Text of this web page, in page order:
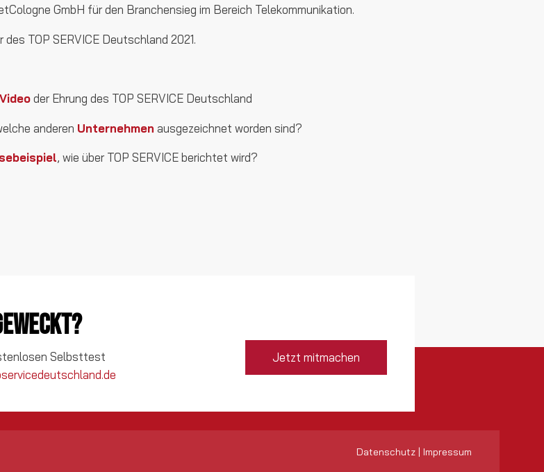
GmbH für den Branchensieg im Bereich Telekommunikation.
TOP SERVICE Deutschland 2021.
Videoder Ehrung des TOP SERVICE Deutschland
anderen Unternehmen ausgezeichnet worden sind?
, wie über TOP SERVICE berichtet wird?
Selbsttest
Jetzt mitmachen
Datenschutz | Impressum